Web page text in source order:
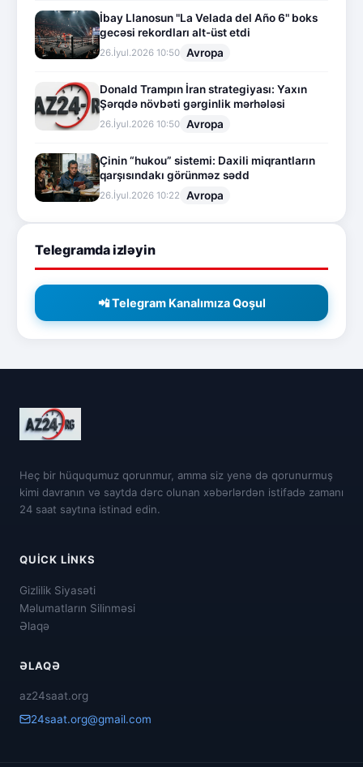
İbay Llanosun "La Velada del Año 6" boks
gecəsi rekordları alt-üst etdi
26.İyul.2026 10:50 Avropa
Donald Trampın İran strategiyası: Yaxın
Şərqdə növbəti gərginlik mərhələsi
26.İyul.2026 10:50 Avropa
Çinin “hukou” sistemi: Daxili miqrantların
qarşısındakı görünməz sədd
26.İyul.2026 10:22 Avropa
Telegramda izləyin
📲 Telegram Kanalımıza Qoşul
Heç bir hüququmuz qorunmur, amma siz yenə də qorunurmuş
kimi davranın və saytda dərc olunan xəbərlərdən istifadə zamanı
24 saat saytına istinad edin.
QUICK LINKS
Gizlilik Siyasəti
Məlumatların Silinməsi
Əlaqə
ƏLAQƏ
az24saat.org
24saat.org@gmail.com